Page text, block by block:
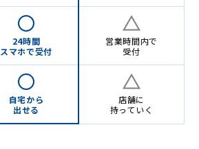
24時間
スマホで受付
営業時間内で
受付
自宅から
出せる
店舗に
持っていく